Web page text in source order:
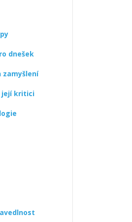
dnešek
zamyšlení
její kritici